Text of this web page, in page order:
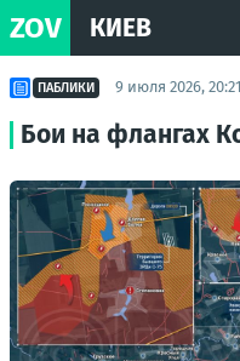
ZOV КИЕВ
ПАБЛИКИ 9 июля 2026, 20:21
Бои на флангах